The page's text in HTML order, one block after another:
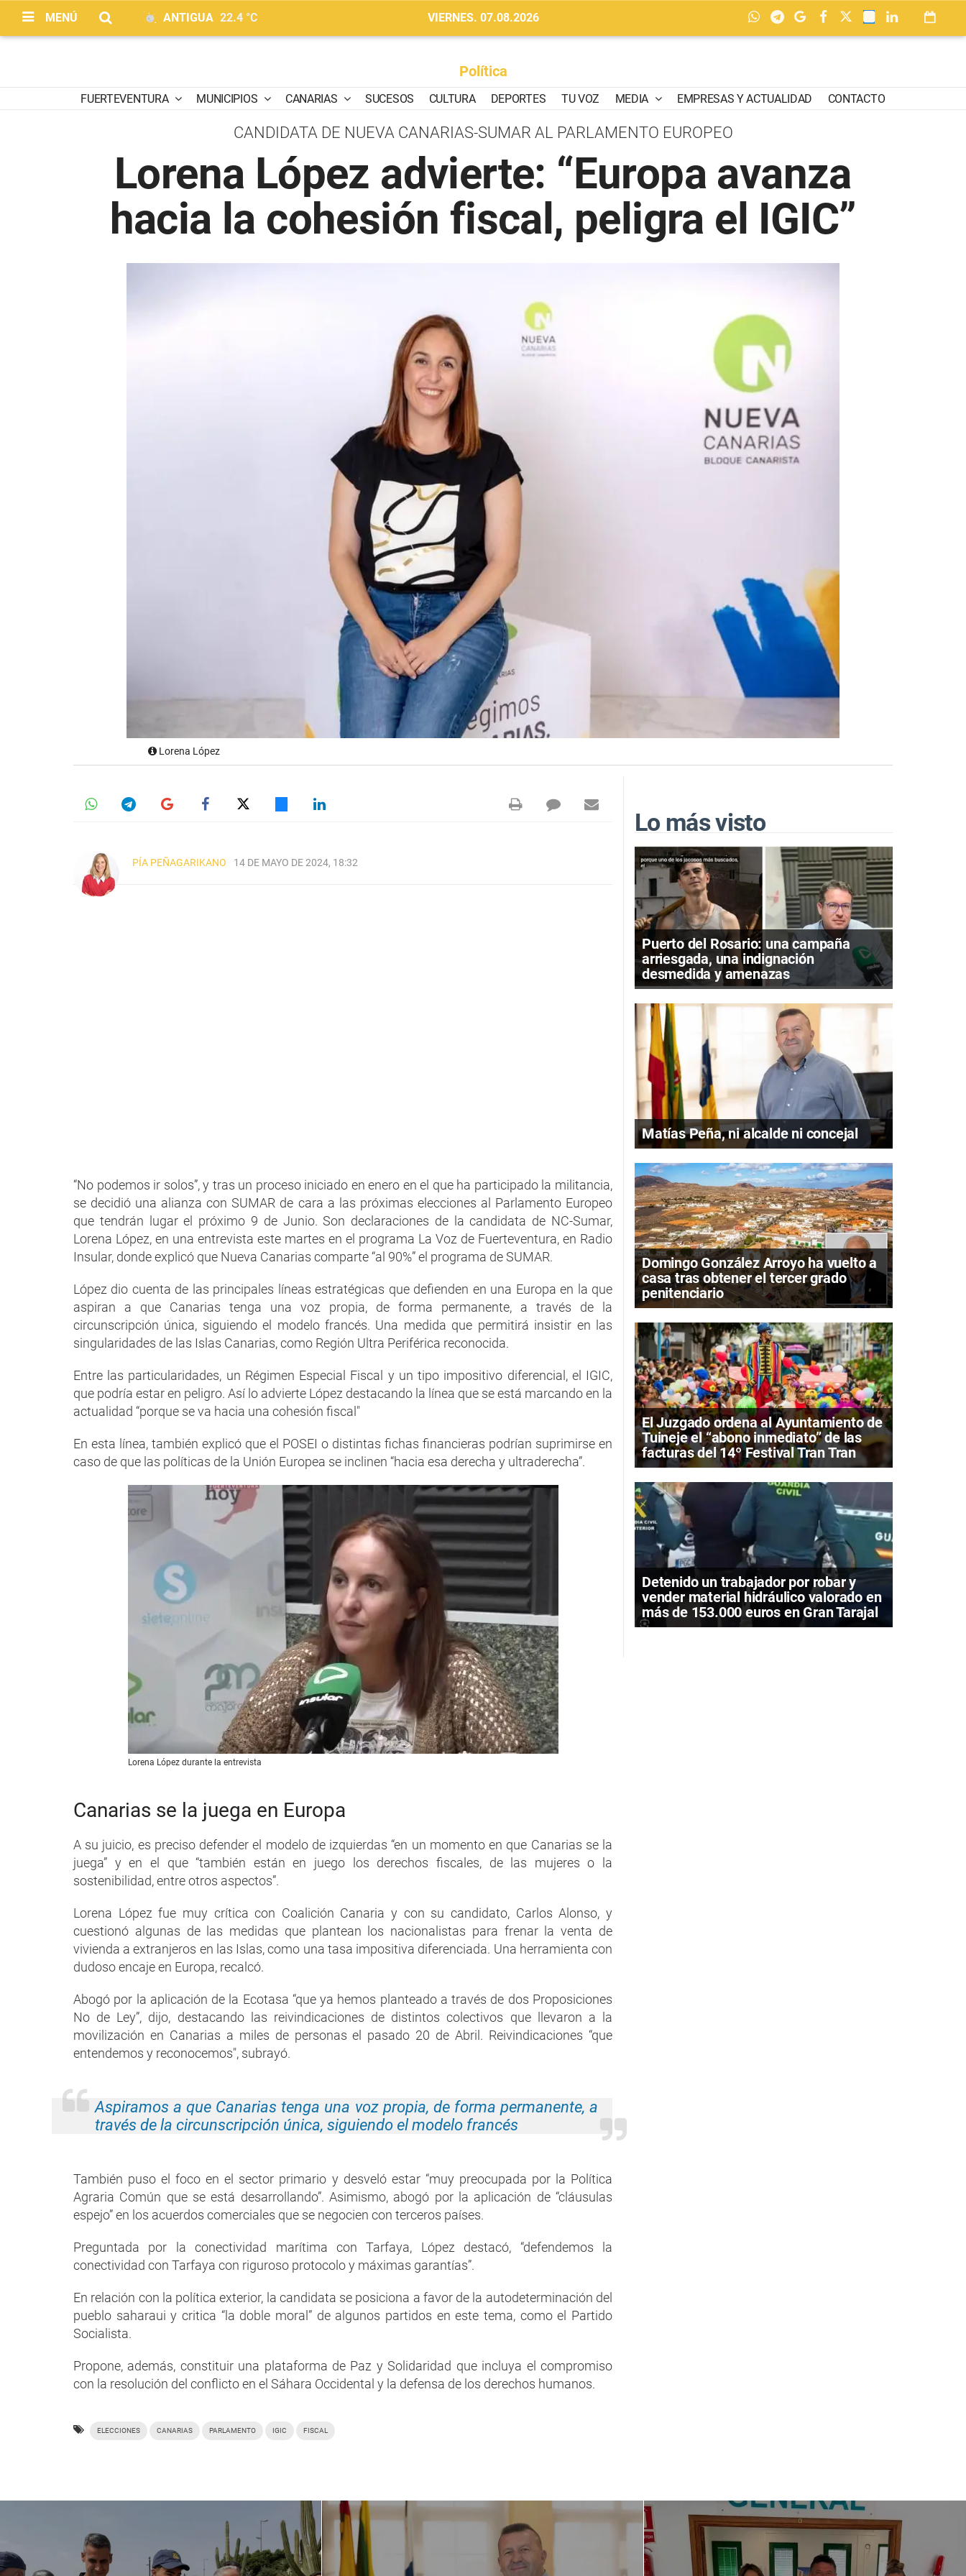
MENÚ ANTIGUA 22.4 °C VIERNES. 07.08.2026
Política
FUERTEVENTURA MUNICIPIOS CANARIAS SUCESOS CULTURA DEPORTES TU VOZ MEDIA EMPRESAS Y ACTUALIDAD CONTACTO
CANDIDATA DE NUEVA CANARIAS-SUMAR AL PARLAMENTO EUROPEO
Lorena López advierte: “Europa avanza
hacia la cohesión fiscal, peligra el IGIC”
Lorena López
PÍA PEÑAGARIKANO 14 DE MAYO DE 2024, 18:32
“No podemos ir solos”, y tras un proceso iniciado en enero en el que ha participado la militancia,
se decidió una alianza con SUMAR de cara a las próximas elecciones al Parlamento Europeo
que tendrán lugar el próximo 9 de Junio. Son declaraciones de la candidata de NC-Sumar,
Lorena López, en una entrevista este martes en el programa La Voz de Fuerteventura, en Radio
Insular, donde explicó que Nueva Canarias comparte “al 90%” el programa de SUMAR.
López dio cuenta de las principales líneas estratégicas que defienden en una Europa en la que
aspiran a que Canarias tenga una voz propia, de forma permanente, a través de la
circunscripción única, siguiendo el modelo francés. Una medida que permitirá insistir en las
singularidades de las Islas Canarias, como Región Ultra Periférica reconocida.
Entre las particularidades, un Régimen Especial Fiscal y un tipo impositivo diferencial, el IGIC,
que podría estar en peligro. Así lo advierte López destacando la línea que se está marcando en la
actualidad “porque se va hacia una cohesión fiscal"
En esta línea, también explicó que el POSEI o distintas fichas financieras podrían suprimirse en
caso de que las políticas de la Unión Europea se inclinen “hacia esa derecha y ultraderecha”.
Lorena López durante la entrevista
Canarias se la juega en Europa
A su juicio, es preciso defender el modelo de izquierdas “en un momento en que Canarias se la
juega” y en el que “también están en juego los derechos fiscales, de las mujeres o la
sostenibilidad, entre otros aspectos”.
Lorena López fue muy crítica con Coalición Canaria y con su candidato, Carlos Alonso, y
cuestionó algunas de las medidas que plantean los nacionalistas para frenar la venta de
vivienda a extranjeros en las Islas, como una tasa impositiva diferenciada. Una herramienta con
dudoso encaje en Europa, recalcó.
Abogó por la aplicación de la Ecotasa “que ya hemos planteado a través de dos Proposiciones
No de Ley”, dijo, destacando las reivindicaciones de distintos colectivos que llevaron a la
movilización en Canarias a miles de personas el pasado 20 de Abril. Reivindicaciones “que
entendemos y reconocemos", subrayó.
Aspiramos a que Canarias tenga una voz propia, de forma permanente, a
través de la circunscripción única, siguiendo el modelo francés
También puso el foco en el sector primario y desveló estar “muy preocupada por la Política
Agraria Común que se está desarrollando”. Asimismo, abogó por la aplicación de “cláusulas
espejo” en los acuerdos comerciales que se negocien con terceros países.
Preguntada por la conectividad marítima con Tarfaya, López destacó, “defendemos la
conectividad con Tarfaya con riguroso protocolo y máximas garantías”.
En relación con la política exterior, la candidata se posiciona a favor de la autodeterminación del
pueblo saharaui y critica “la doble moral” de algunos partidos en este tema, como el Partido
Socialista.
Propone, además, constituir una plataforma de Paz y Solidaridad que incluya el compromiso
con la resolución del conflicto en el Sáhara Occidental y la defensa de los derechos humanos.
ELECCIONES CANARIAS PARLAMENTO IGIC FISCAL
Lo más visto
Puerto del Rosario: una campaña
arriesgada, una indignación
desmedida y amenazas
Matías Peña, ni alcalde ni concejal
Domingo González Arroyo ha vuelto a
casa tras obtener el tercer grado
penitenciario
El Juzgado ordena al Ayuntamiento de
Tuineje el “abono inmediato” de las
facturas del 14º Festival Tran Tran
Detenido un trabajador por robar y
vender material hidráulico valorado en
más de 153.000 euros en Gran Tarajal